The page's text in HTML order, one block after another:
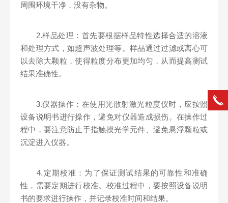
周围环境干净，没有杂物。
2.样品处理：首先要根据样品特性选择合适的溶液
和处理方式，如超声波处理等。样品通过过滤或离心可
以去除大颗粒，使得粒度分布更加均匀，从而提高测试
结果准确性。
3.仪器操作：在使用光散射激光粒度仪时，应按照
设备说明书进行操作，避免对仪器造成损伤。在操作过
程中，要注意防止手指触摸光学元件、避免悬浮颗粒或
沉淀进入仪器。
4.定期校准：为了保证测试结果的可靠性和准确
性，需要定期进行校准。校准过程中，要按照设备说明
书的要求进行操作，并记录校准时间和结果。